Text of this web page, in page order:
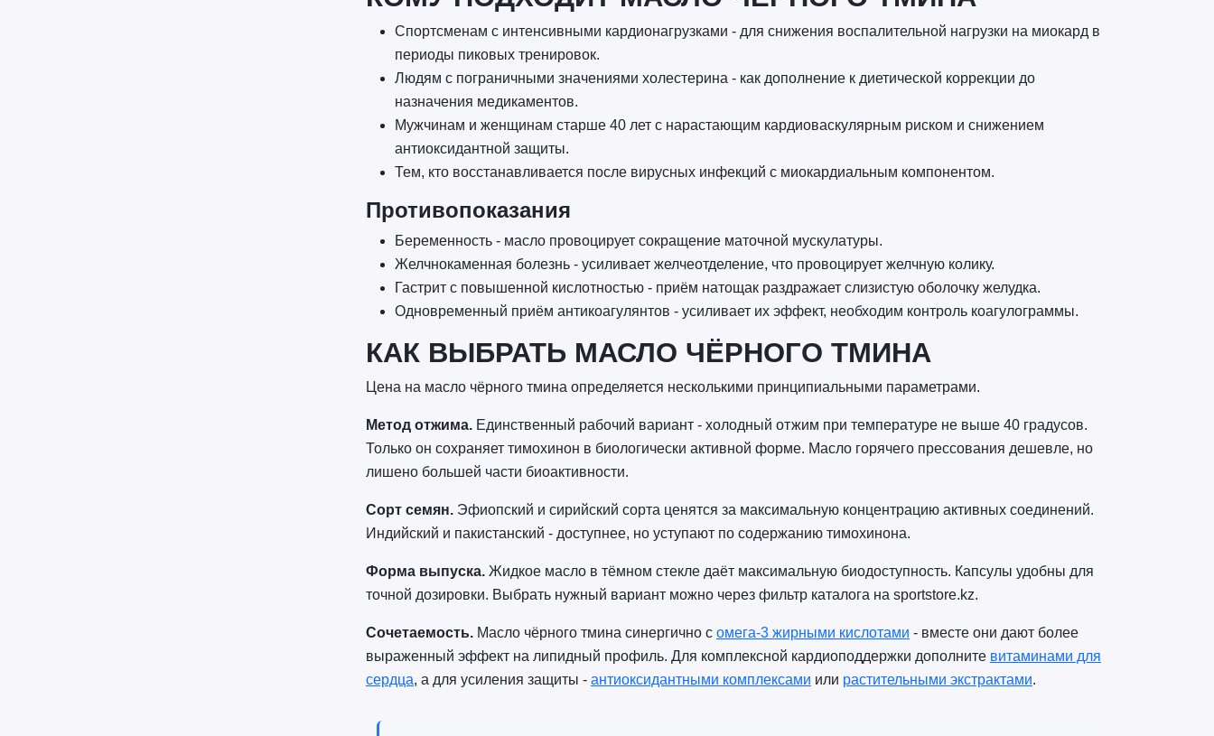
Спортсменам с интенсивными кардионагрузками - для снижения воспалительной нагрузки на миокард в
периоды пиковых тренировок.
Людям с пограничными значениями холестерина - как дополнение к диетической коррекции до
назначения медикаментов.
Мужчинам и женщинам старше 40 лет с нарастающим кардиоваскулярным риском и снижением
антиоксидантной защиты.
Тем, кто восстанавливается после вирусных инфекций с миокардиальным компонентом.
Противопоказания
Беременность - масло провоцирует сокращение маточной мускулатуры.
Желчнокаменная болезнь - усиливает желчеотделение, что провоцирует желчную колику.
Гастрит с повышенной кислотностью - приём натощак раздражает слизистую оболочку желудка.
Одновременный приём антикоагулянтов - усиливает их эффект, необходим контроль коагулограммы.
КАК ВЫБРАТЬ МАСЛО ЧЁРНОГО ТМИНА
Цена на масло чёрного тмина определяется несколькими принципиальными параметрами.
Метод отжима.Единственный рабочий вариант - холодный отжим при температуре не выше 40 градусов.
Только он сохраняет тимохинон в биологически активной форме. Масло горячего прессования дешевле, но
лишено большей части биоактивности.
Сорт семян.Эфиопский и сирийский сорта ценятся за максимальную концентрацию активных соединений.
Индийский и пакистанский - доступнее, но уступают по содержанию тимохинона.
Форма выпуска.Жидкое масло в тёмном стекле даёт максимальную биодоступность. Капсулы удобны для
точной дозировки. Выбрать нужный вариант можно через фильтр каталога на sportstore.kz.
Сочетаемость.Масло чёрного тмина синергично с омега-3 жирными кислотами - вместе они дают более
выраженный эффект на липидный профиль. Для комплексной кардиоподдержки дополните витаминами для
сердца, а для усиления защиты - антиоксидантными комплексами или растительными экстрактами.